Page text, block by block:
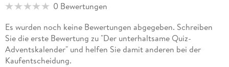
0 Bewertungen
Es wurden noch keine Bewertungen abgegeben. Schreiben
Sie die erste Bewertung zu "Der unterhaltsame Quiz-
Adventskalender" und helfen Sie damit anderen bei der
Kaufentscheidung.